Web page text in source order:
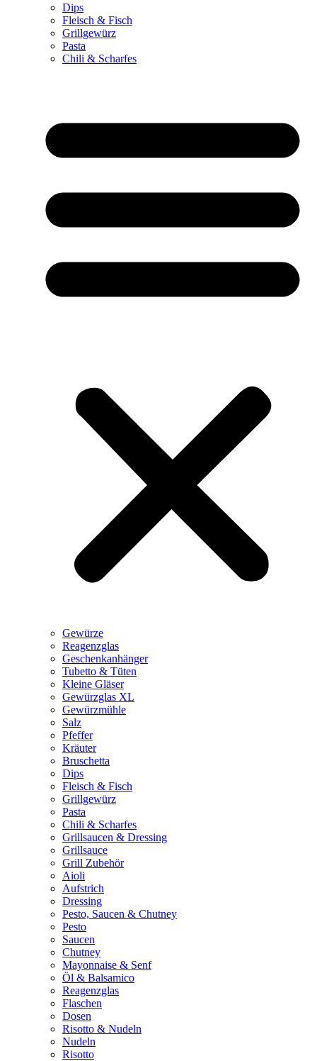
Dips
Fleisch & Fisch
Grillgewürz
Pasta
Chili & Scharfes
Gewürze
Reagenzglas
Geschenkanhänger
Tubetto & Tüten
Kleine Gläser
Gewürzglas XL
Gewürzmühle
Salz
Pfeffer
Kräuter
Bruschetta
Dips
Fleisch & Fisch
Grillgewürz
Pasta
Chili & Scharfes
Grillsaucen & Dressing
Grillsauce
Grill Zubehör
Aioli
Aufstrich
Dressing
Pesto, Saucen & Chutney
Pesto
Saucen
Chutney
Mayonnaise & Senf
Öl & Balsamico
Reagenzglas
Flaschen
Dosen
Risotto & Nudeln
Nudeln
Risotto